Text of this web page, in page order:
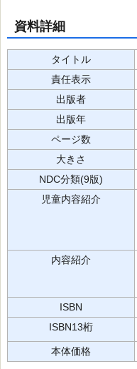
資料詳細
タイトル
責任表示
出版者
出版年
ページ数
大きさ
NDC分類(9版)
児童内容紹介
内容紹介
ISBN
ISBN13桁
本体価格